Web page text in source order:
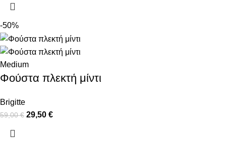
-50%
Medium
Φούστα πλεκτή μίντι
Brigitte
59,00€ 29,50 €